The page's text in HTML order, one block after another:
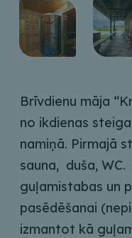
Brīvdienu māja
no ikdienas
namiņā. Pirmajā
sauna, duša,
guļamistabas un
pasēdēšanai
izmantot kā